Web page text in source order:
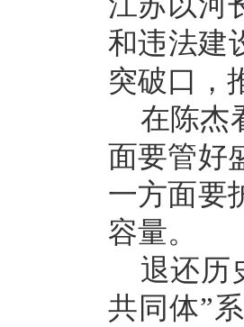
和违法建
突破口，
在陈杰
面要管好
一方面要
容量。
退还历
共同体”